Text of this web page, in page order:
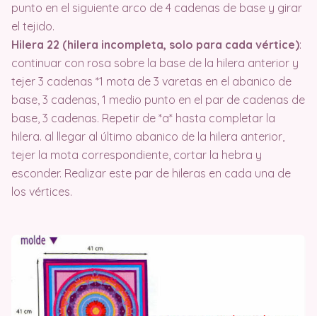
punto en el siguiente arco de 4 cadenas de base y girar
el tejido.
Hilera 22 (hilera incompleta, solo para cada vértice):
continuar con rosa sobre la base de la hilera anterior y
tejer 3 cadenas *1 mota de 3 varetas en el abanico de
base, 3 cadenas, 1 medio punto en el par de cadenas de
base, 3 cadenas. Repetir de *a* hasta completar la
hilera. al llegar al último abanico de la hilera anterior,
tejer la mota correspondiente, cortar la hebra y
esconder. Realizar este par de hileras en cada una de
los vértices.